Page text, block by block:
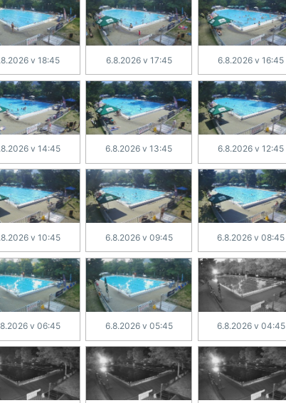
v 18:45 6.8.2026 v 17:45 6.8.2026 v 16:45
v 14:45 6.8.2026 v 13:45 6.8.2026 v 12:45
v 10:45 6.8.2026 v 09:45 6.8.2026 v 08:45
v 06:45 6.8.2026 v 05:45 6.8.2026 v 04:45